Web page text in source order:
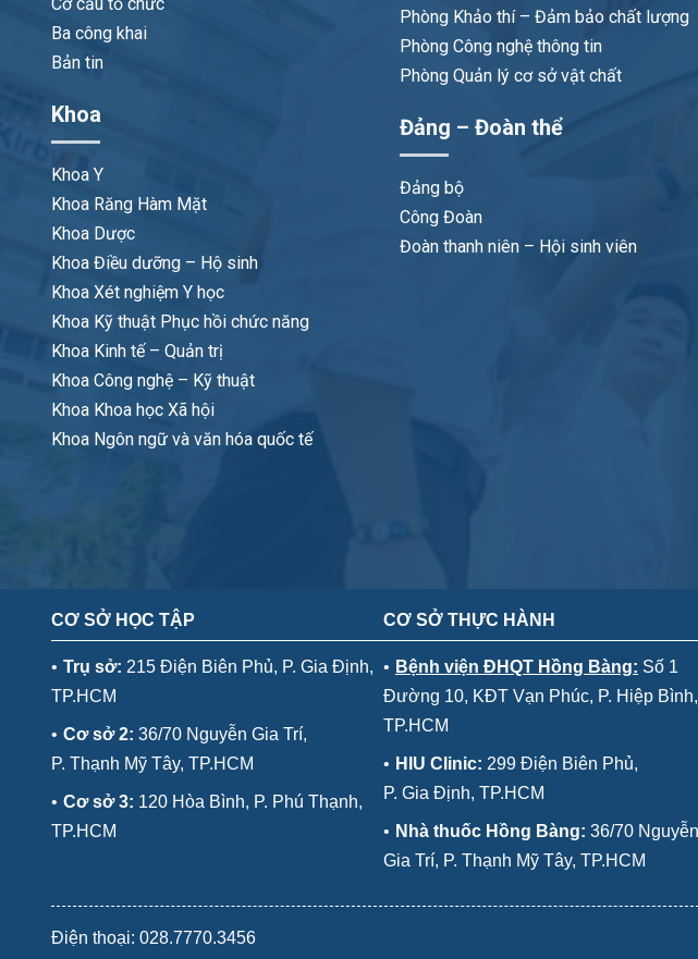
Ba công khai
Bản tin
Khoa
Khoa Y
Khoa Răng Hàm Mặt
Khoa Dược
Khoa Điều dưỡng – Hộ sinh
Khoa Xét nghiệm Y học
Khoa Kỹ thuật Phục hồi chức năng
Khoa Kinh tế – Quản trị
Khoa Công nghệ – Kỹ thuật
Khoa Khoa học Xã hội
Khoa Ngôn ngữ và văn hóa quốc tế
Phòng Khảo thí – Đảm bảo chất lượng
Phòng Công nghệ thông tin
Phòng Quản lý cơ sở vật chất
Đảng – Đoàn thể
Đảng bộ
Công Đoàn
Đoàn thanh niên – Hội sinh viên
CƠ SỞ HỌC TẬP
• Trụ sở: 215 Điện Biên Phủ, P. Gia Định,
TP.HCM
• Cơ sở 2: 36/70 Nguyễn Gia Trí,
P. Thạnh Mỹ Tây, TP.HCM
• Cơ sở 3: 120 Hòa Bình, P. Phú Thạnh,
TP.HCM
CƠ SỞ THỰC HÀNH
• Bệnh viện ĐHQT Hồng Bàng: Số 1
Đường 10, KĐT Vạn Phúc, P. Hiệp Bình,
TP.HCM
• HIU Clinic: 299 Điện Biên Phủ,
P. Gia Định, TP.HCM
• Nhà thuốc Hồng Bàng: 36/70 Nguyễn
Gia Trí, P. Thạnh Mỹ Tây, TP.HCM
Điện thoại: 028.7770.3456